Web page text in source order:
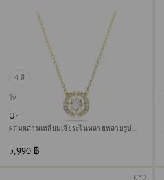
4 สี
ใหม่
Una Angelic จี้สร้อยคอ
ผสมผสานเหลี่ยมเจียระไนหลายหลายรูป
5,990 ฿